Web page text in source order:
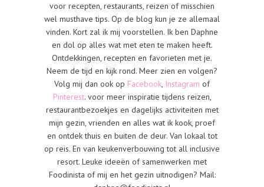
voor recepten, restaurants, reizen of misschien
wel musthave tips. Op de blog kun je ze allemaal
vinden. Kort zal ik mij voorstellen. Ik ben Daphne
en dol op alles wat met eten te maken heeft.
Ontdekkingen, recepten en favorieten met je.
Neem de tijd en kijk rond. Meer zien en volgen?
Volg mij dan ook op Facebook, Instagram of
Pinterest. voor meer inspiratie tijdens reizen,
restaurantbezoekjes en dagelijks activiteiten met
mijn gezin, vrienden en alles wat ik kook, proef
en ontdek thuis en buiten de deur. Van lokaal tot
op reis. En van keukenverbouwing tot all inclusive
resort. Leuke ideeën of samenwerken met
Foodinista of mij en het gezin uitnodigen? Mail: